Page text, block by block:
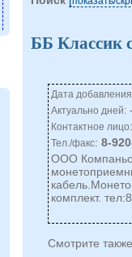
ББ Классик
Дата
Актуально дней:
Контактное лицо
Тел./факс:8-
ООО
комплект.
Смотрите